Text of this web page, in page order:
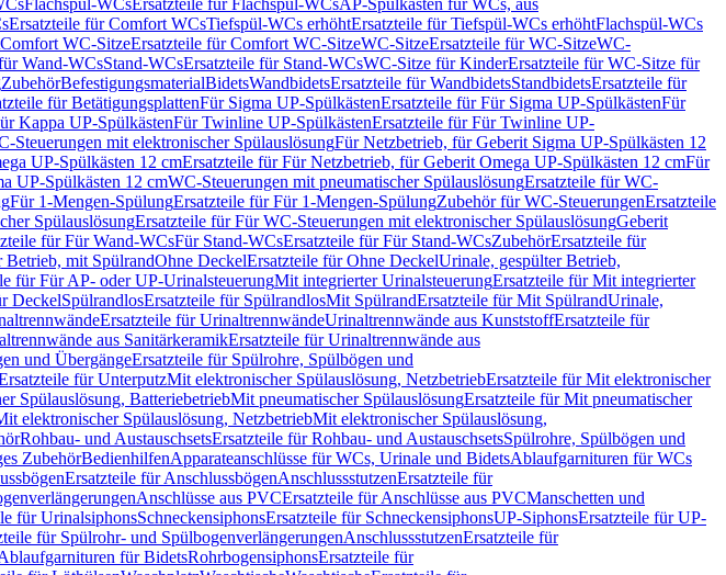
Flachspül-WCsErsatzteile für Flachspül-WCsAP-Spülkästen für WCs, aus
Ersatzteile für Comfort WCsTiefspül-WCs erhöhtErsatzteile für Tiefspül-WCs erhöhtFlachspül-WCs
Comfort WC-SitzeErsatzteile für Comfort WC-SitzeWC-SitzeErsatzteile für WC-SitzeWC-
Wand-WCsStand-WCsErsatzteile für Stand-WCsWC-Sitze für KinderErsatzteile für WC-Sitze für
ZubehörBefestigungsmaterialBidetsWandbidetsErsatzteile für WandbidetsStandbidetsErsatzteile für
für BetätigungsplattenFür Sigma UP-SpülkästenErsatzteile für Für Sigma UP-SpülkästenFür
Kappa UP-SpülkästenFür Twinline UP-SpülkästenErsatzteile für Für Twinline UP-
Steuerungen mit elektronischer SpülauslösungFür Netzbetrieb, für Geberit Sigma UP-Spülkästen 12
UP-Spülkästen 12 cmErsatzteile für Für Netzbetrieb, für Geberit Omega UP-Spülkästen 12 cmFür
UP-Spülkästen 12 cmWC-Steuerungen mit pneumatischer SpülauslösungErsatzteile für WC-
Für 1-Mengen-SpülungErsatzteile für Für 1-Mengen-SpülungZubehör für WC-SteuerungenErsatzteile
SpülauslösungErsatzteile für Für WC-Steuerungen mit elektronischer SpülauslösungGeberit
für Für Wand-WCsFür Stand-WCsErsatzteile für Für Stand-WCsZubehörErsatzteile für
Betrieb, mit SpülrandOhne DeckelErsatzteile für Ohne DeckelUrinale, gespülter Betrieb,
für Für AP- oder UP-UrinalsteuerungMit integrierter UrinalsteuerungErsatzteile für Mit integrierter
DeckelSpülrandlosErsatzteile für SpülrandlosMit SpülrandErsatzteile für Mit SpülrandUrinale,
Ersatzteile für UrinaltrennwändeUrinaltrennwände aus KunststoffErsatzteile für
aus SanitärkeramikErsatzteile für Urinaltrennwände aus
und ÜbergängeErsatzteile für Spülrohre, Spülbögen und
für UnterputzMit elektronischer Spülauslösung, NetzbetriebErsatzteile für Mit elektronischer
Spülauslösung, BatteriebetriebMit pneumatischer SpülauslösungErsatzteile für Mit pneumatischer
elektronischer Spülauslösung, NetzbetriebMit elektronischer Spülauslösung,
Rohbau- und AustauschsetsErsatzteile für Rohbau- und AustauschsetsSpülrohre, Spülbögen und
ZubehörBedienhilfenApparateanschlüsse für WCs, Urinale und BidetsAblaufgarnituren für WCs
Ersatzteile für AnschlussbögenAnschlussstutzenErsatzteile für
Anschlüsse aus PVCErsatzteile für Anschlüsse aus PVCManschetten und
für UrinalsiphonsSchneckensiphonsErsatzteile für SchneckensiphonsUP-SiphonsErsatzteile für UP-
für Spülrohr- und SpülbogenverlängerungenAnschlussstutzenErsatzteile für
für BidetsRohrbogensiphonsErsatzteile für